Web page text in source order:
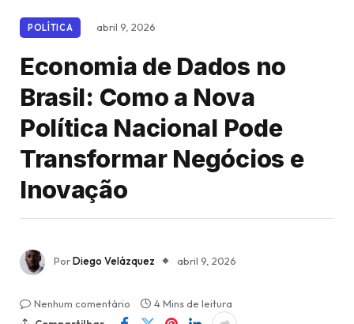
POLÍTICA abril 9, 2026
Economia de Dados no
Brasil: Como a Nova
Política Nacional Pode
Transformar Negócios e
Inovação
PorDiego Velázquez abril 9, 2026
Nenhum comentário
4 Mins de leitura